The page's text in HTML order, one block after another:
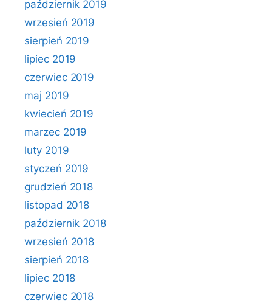
październik 2019
wrzesień 2019
sierpień 2019
lipiec 2019
czerwiec 2019
maj 2019
kwiecień 2019
marzec 2019
luty 2019
styczeń 2019
grudzień 2018
listopad 2018
październik 2018
wrzesień 2018
sierpień 2018
lipiec 2018
czerwiec 2018